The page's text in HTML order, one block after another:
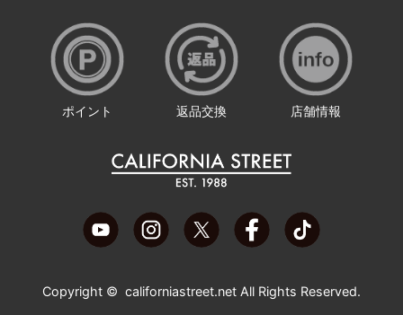
ポイント 返品交換 店舗情報
Copyright © californiastreet.net All Rights Reserved.